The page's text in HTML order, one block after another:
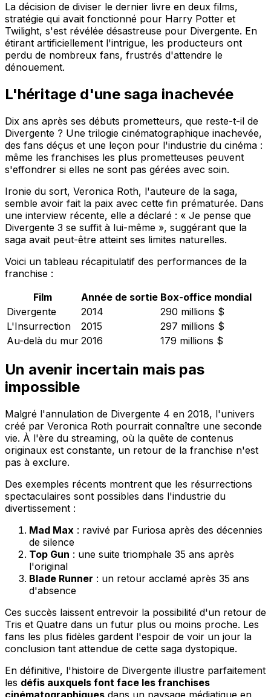
La décision de diviser le dernier livre en deux films,
stratégie qui avait fonctionné pour Harry Potter et
Twilight, s'est révélée désastreuse pour Divergente. En
étirant artificiellement l'intrigue, les producteurs ont
perdu de nombreux fans, frustrés d'attendre le
dénouement.
L'héritage d'une saga inachevée
Dix ans après ses débuts prometteurs, que reste-t-il de
Divergente ? Une trilogie cinématographique inachevée,
des fans déçus et une leçon pour l'industrie du cinéma :
même les franchises les plus prometteuses peuvent
s'effondrer si elles ne sont pas gérées avec soin.
Ironie du sort, Veronica Roth, l'auteure de la saga,
semble avoir fait la paix avec cette fin prématurée. Dans
une interview récente, elle a déclaré : « Je pense que
Divergente 3 se suffit à lui-même », suggérant que la
saga avait peut-être atteint ses limites naturelles.
Voici un tableau récapitulatif des performances de la
franchise :
Film
Année de sortie Box-office mondial
Divergente
2014
290 millions $
L'Insurrection
2015
297 millions $
Au-delà du mur 2016 179 millions $
Un avenir incertain mais pas
impossible
Malgré l'annulation de Divergente 4 en 2018, l'univers
créé par Veronica Roth pourrait connaître une seconde
vie. À l'ère du streaming, où la quête de contenus
originaux est constante, un retour de la franchise n'est
pas à exclure.
Des exemples récents montrent que les résurrections
spectaculaires sont possibles dans l'industrie du
divertissement :
Mad Max : ravivé par Furiosa après des décennies
de silence
Top Gun : une suite triomphale 35 ans après
l'original
Blade Runner : un retour acclamé après 35 ans
d'absence
Ces succès laissent entrevoir la possibilité d'un retour de
Tris et Quatre dans un futur plus ou moins proche. Les
fans les plus fidèles gardent l'espoir de voir un jour la
conclusion tant attendue de cette saga dystopique.
En définitive, l'histoire de Divergente illustre parfaitement
les défis auxquels font face les franchises